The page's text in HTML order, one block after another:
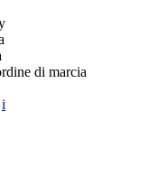
di marcia
i